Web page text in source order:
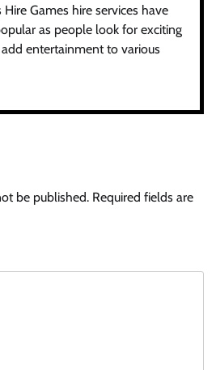
Games hire services have
as people look for exciting
entertainment to various
be published. Required fields are